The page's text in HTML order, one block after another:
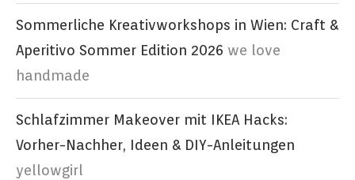
Sommerliche Kreativworkshops in Wien: Craft &
Aperitivo Sommer Edition 2026 we love
handmade
Schlafzimmer Makeover mit IKEA Hacks:
Vorher-Nachher, Ideen & DIY-Anleitungen
yellowgirl